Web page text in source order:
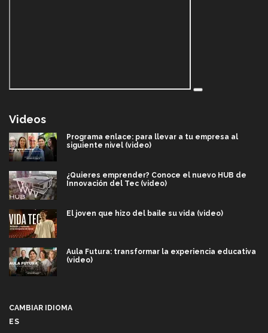
Videos
Programa enlace: para llevar a tu empresa al
siguiente nivel (video)
¿Quieres emprender? Conoce el nuevo HUB de
Innovación del Tec (video)
El joven que hizo del baile su vida (video)
Aula Futura: transformar la experiencia educativa
(video)
CAMBIAR IDIOMA
ES